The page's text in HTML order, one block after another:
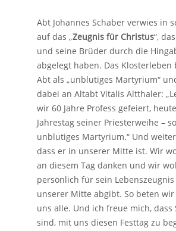
Abt Johannes Schaber verwies in
auf das „Zeugnis für Christus“,
und seine Brüder durch die
abgelegt haben. Das Klosterleben
Abt als „unblutiges Martyrium“
dabei an Altabt Vitalis Altthaler:
wir 60 Jahre Profess gefeiert,
Jahrestag seiner Priesterweihe –
unblutiges Martyrium.“ Und
dass er in unserer Mitte ist. Wir
an diesem Tag danken und wir
persönlich für sein
unserer Mitte abgibt. So beten
uns alle. Und ich freue mich, dass
sind, mit uns diesen Festtag zu